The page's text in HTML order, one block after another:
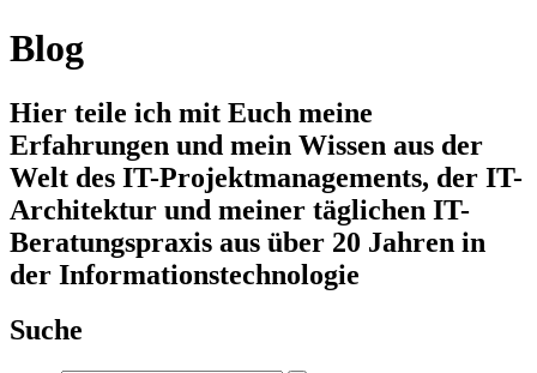
Blog
Hier teile ich mit Euch meine
Erfahrungen und mein Wissen aus der
Welt des IT-Projektmanagements, der IT-
Architektur und meiner täglichen IT-
Beratungspraxis aus über 20 Jahren in
der Informationstechnologie
Suche